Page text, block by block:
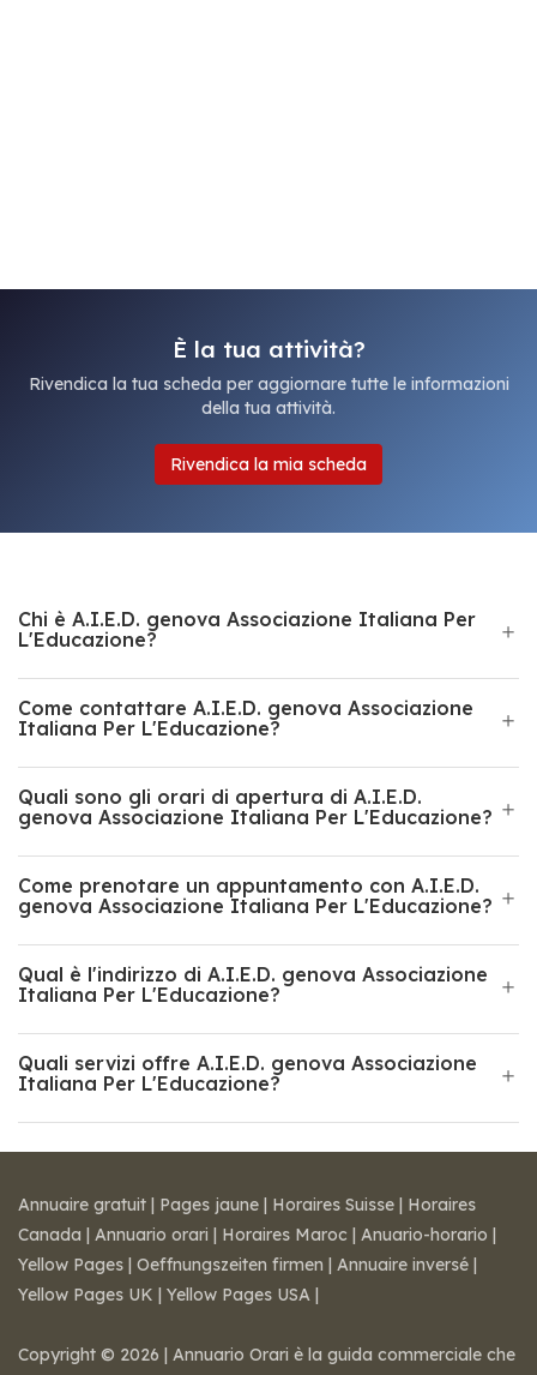
È la tua attività?
Rivendica la tua scheda per aggiornare tutte le informazioni
della tua attività.
Rivendica la mia scheda
Chi è A.I.E.D. genova Associazione Italiana Per
L'Educazione?
Come contattare A.I.E.D. genova Associazione
Italiana Per L'Educazione?
Quali sono gli orari di apertura di A.I.E.D.
genova Associazione Italiana Per L'Educazione?
Come prenotare un appuntamento con A.I.E.D.
genova Associazione Italiana Per L'Educazione?
Qual è l'indirizzo di A.I.E.D. genova Associazione
Italiana Per L'Educazione?
Quali servizi offre A.I.E.D. genova Associazione
Italiana Per L'Educazione?
Annuaire gratuit | Pages jaune | Horaires Suisse | Horaires
Canada | Annuario orari | Horaires Maroc | Anuario-horario |
Yellow Pages | Oeffnungszeiten firmen | Annuaire inversé |
Yellow Pages UK | Yellow Pages USA |
Copyright © 2026 | Annuario Orari è la guida commerciale che